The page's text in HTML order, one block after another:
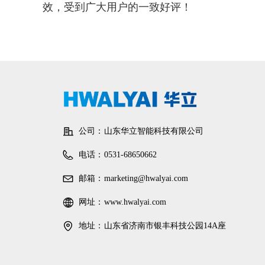
效，受到广大用户的一致好评！
公司： 山东华立智能科技有限公司
电话： 0531-68650662
邮箱： marketing@hwalyai.com
网址： www.hwalyai.com
地址： 山东省济南市银丰科技公园14A座